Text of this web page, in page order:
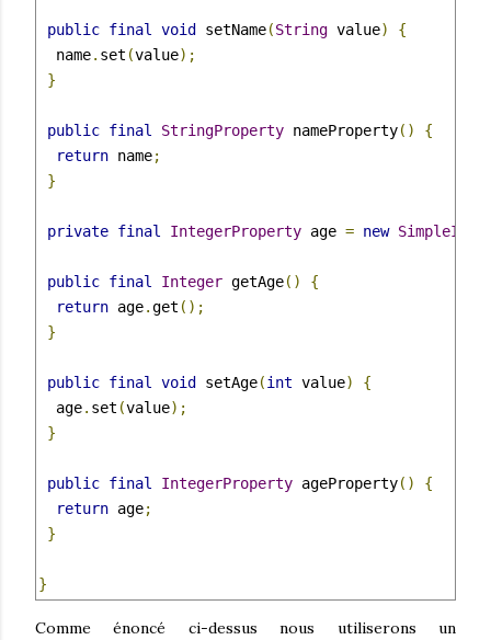
public final void setName(String value)
{
  name
. set (value);
}
public final StringProperty nameProperty()
{
return name;
}
private final IntegerProperty age = new
public final Integer getAge()
{
return age.get ();
}
public final void setAge(int value)
{
  age
. set (value);
}
public final IntegerProperty ageProperty()
{
return age;
}
}
Comme énoncé ci-dessus nous utiliserons un